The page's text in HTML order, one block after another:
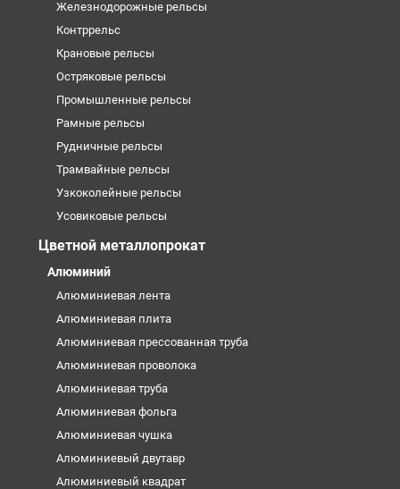
Железнодорожные рельсы
Контррельс
Крановые рельсы
Остряковые рельсы
Промышленные рельсы
Рамные рельсы
Рудничные рельсы
Трамвайные рельсы
Узкоколейные рельсы
Усовиковые рельсы
Цветной металлопрокат
Алюминий
Алюминиевая лента
Алюминиевая плита
Алюминиевая прессованная труба
Алюминиевая проволока
Алюминиевая труба
Алюминиевая фольга
Алюминиевая чушка
Алюминиевый двутавр
Алюминиевый квадрат